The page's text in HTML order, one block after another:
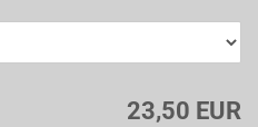
23,50 EUR